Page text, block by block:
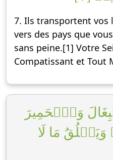
7. Ils transportent vos
vers des pays que
sans peine.[1] Votre
Compatissant et Tout
وَٱلۡحَمِيرَ
مَا لَا